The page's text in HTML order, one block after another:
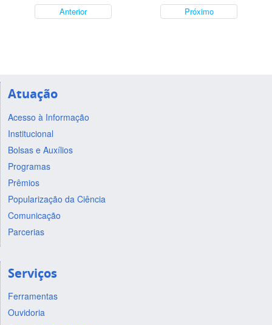
Anterior Próximo
Atuação
Acesso à Informação
Institucional
Bolsas e Auxílios
Programas
Prêmios
Popularização da Ciência
Comunicação
Parcerias
Serviços
Ferramentas
Ouvidoria